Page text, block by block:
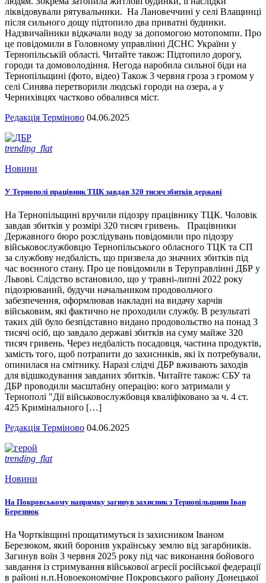
ліквідовували рятувальники. На Лановеччині у селі Влащинці
після сильного дощу підтопило два приватні будинки.
Надзвичайники відкачали воду за допомогою мотопомпи. Про
це повідомили в Головному управлінні ДСНС України у
Тернопільській області. Читайте також: Підтопило дорогу,
городи та домоволодіння. Негода наробила сильної біди на
Тернопільщині (фото, відео) Також 3 червня гроза з громом у
селі Синява перетворили людські городи на озера, а у
Чернихівцях частково обвалився міст.
Редакція Терміново 04.06.2025
trending_flat
Новини
У Тернополі працівник ТЦК завдав 320 тисяч збитків державі
На Тернопільщині вручили підозру працівнику ТЦК. Чоловік
завдав збитків у розмірі 320 тисяч гривень. Працівники
Державного бюро розслідувань повідомили про підозру
військовослужбовцю Тернопільського обласного ТЦК та СП
за службову недбалість, що призвела до значних збитків під
час воєнного стану. Про це повідомили в Теруправлінні ДБР у
Львові. Слідство встановило, що у травні-липні 2022 року
підозрюваний, будучи начальником продовольчого
забезпечення, оформлював накладні на видачу харчів
військовим, які фактично не проходили службу. В результаті
таких дій було безпідставно видано продовольство на понад 3
тисячі осіб, що завдало державі збитків на суму майже 320
тисяч гривень. Через недбалість посадовця, частина продуктів,
замість того, щоб потрапити до захисників, які їх потребували,
опинилася на смітнику. Наразі слідчі ДБР вживають заходів
для відшкодування завданих збитків. Читайте також: СБУ та
ДБР проводили масштабну операцію: кого затримали у
Тернополі "Дії військовослужбовця кваліфіковано за ч. 4 ст.
425 Кримінального […]
Редакція Терміново 04.06.2025
trending_flat
Новини
На Покровському напрямку загинув захисник з Тернопільщини Іван
Березнюк
На Чортківщині прощатимуться із захисником Іваном
Березюком, який боронив українську землю від загарбників.
Загинув воїн 3 червня 2025 року під час виконання бойового
завдання із стримування військової агресії російської федерації
в районі н.п.Новоекономічне Покровського району Донецької